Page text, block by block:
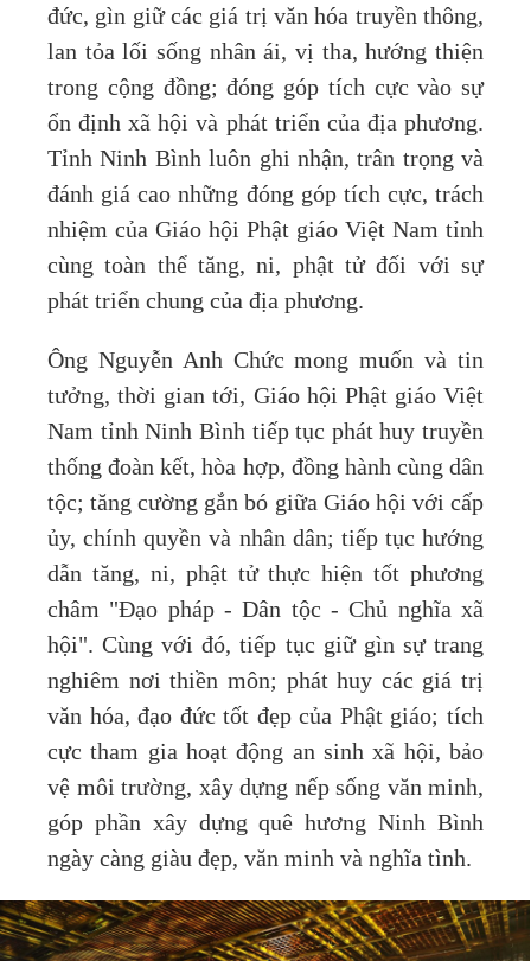
đức, gìn giữ các giá trị văn hóa truyền thông,
lan tỏa lối sống nhân ái, vị tha, hướng thiện
trong cộng đồng; đóng góp tích cực vào sự
ổn định xã hội và phát triển của địa phương.
Tỉnh Ninh Bình luôn ghi nhận, trân trọng và
đánh giá cao những đóng góp tích cực, trách
nhiệm của Giáo hội Phật giáo Việt Nam tỉnh
cùng toàn thể tăng, ni, phật tử đối với sự
phát triển chung của địa phương.
Ông Nguyễn Anh Chức mong muốn và tin
tưởng, thời gian tới, Giáo hội Phật giáo Việt
Nam tỉnh Ninh Bình tiếp tục phát huy truyền
thống đoàn kết, hòa hợp, đồng hành cùng dân
tộc; tăng cường gắn bó giữa Giáo hội với cấp
ủy, chính quyền và nhân dân; tiếp tục hướng
dẫn tăng, ni, phật tử thực hiện tốt phương
châm "Đạo pháp - Dân tộc - Chủ nghĩa xã
hội". Cùng với đó, tiếp tục giữ gìn sự trang
nghiêm nơi thiền môn; phát huy các giá trị
văn hóa, đạo đức tốt đẹp của Phật giáo; tích
cực tham gia hoạt động an sinh xã hội, bảo
vệ môi trường, xây dựng nếp sống văn minh,
góp phần xây dựng quê hương Ninh Bình
ngày càng giàu đẹp, văn minh và nghĩa tình.